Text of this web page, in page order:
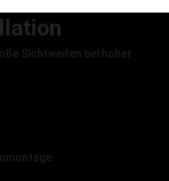
Sichtweiten bei hoher